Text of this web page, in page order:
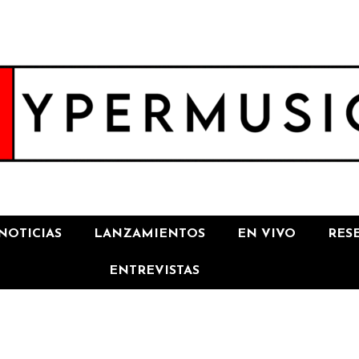
LANZAMIENTOS EN VIVO
ENTREVISTAS